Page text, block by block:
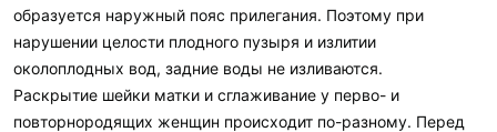
образуется наружный пояс прилегания. Поэтому при
нарушении целости плодного пузыря и излитии
околоплодных вод, задние воды не изливаются.
Раскрытие шейки матки и сглаживание у перво- и
повторнородящих женщин происходит по-разному. Перед